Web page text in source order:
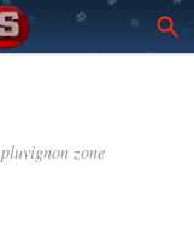
pluvignon zone